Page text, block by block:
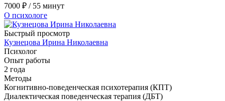
7000 ₽ / 55 минут
О психологе
Быстрый просмотр
Кузнецова Ирина Николаевна
Психолог
Опыт работы
2 года
Методы
Когнитивно-поведенческая психотерапия (КПТ)
Диалектическая поведенческая терапия (ДБТ)